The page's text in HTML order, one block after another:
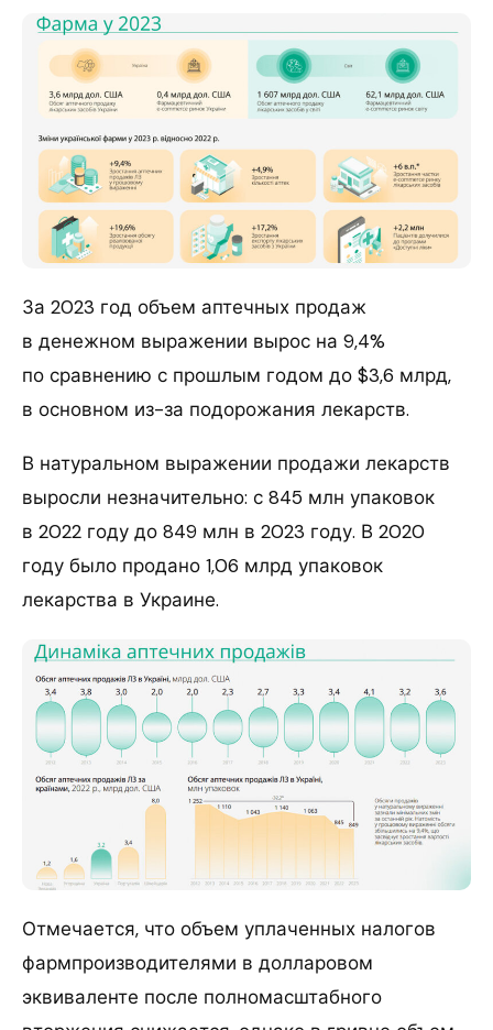
За 2023 год объем аптечных продаж
в денежном выражении вырос на 9,4%
по сравнению с прошлым годом до $3,6 млрд,
в основном из-за подорожания лекарств.
В натуральном выражении продажи лекарств
выросли незначительно: с 845 млн упаковок
в 2022 году до 849 млн в 2023 году. В 2020
году было продано 1,06 млрд упаковок
лекарства в Украине.
Отмечается, что объем уплаченных налогов
фармпроизводителями в долларовом
эквиваленте после полномасштабного